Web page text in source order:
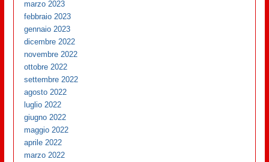
marzo 2023
febbraio 2023
gennaio 2023
dicembre 2022
novembre 2022
ottobre 2022
settembre 2022
agosto 2022
luglio 2022
giugno 2022
maggio 2022
aprile 2022
marzo 2022